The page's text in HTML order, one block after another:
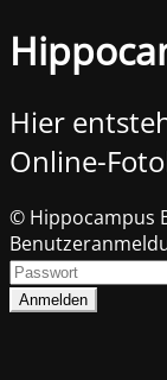
Hier
Online-
© Hippocampus